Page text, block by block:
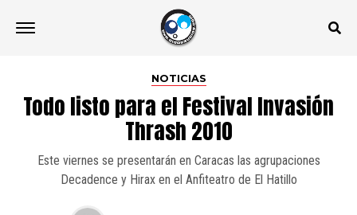
NOTICIAS
Todo listo para el Festival Invasión
Thrash 2010
Este viernes se presentarán en Caracas las agrupaciones
Decadence y Hirax en el Anfiteatro de El Hatillo